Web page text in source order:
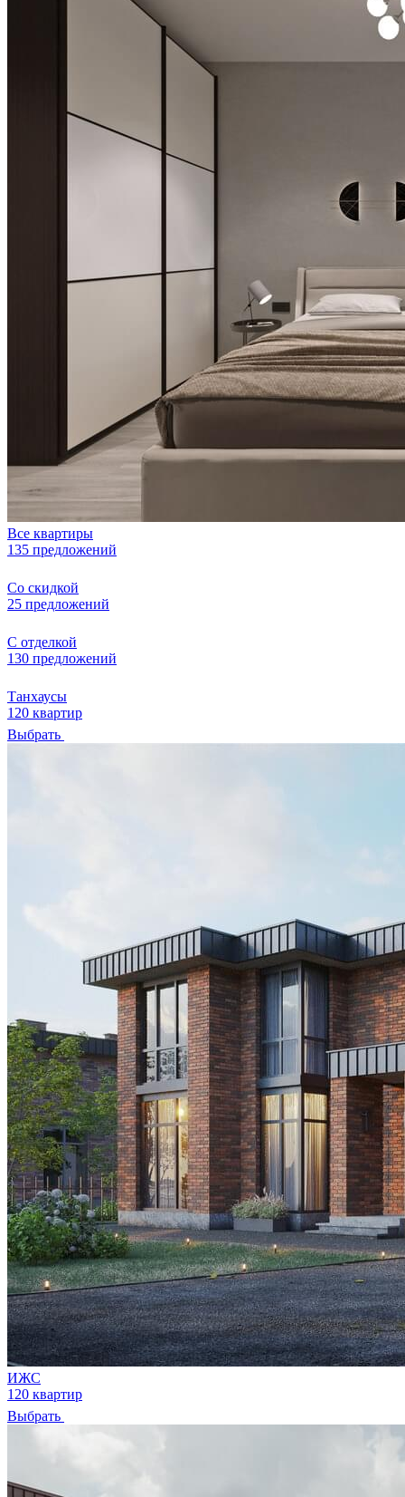
Все квартиры
135 предложений
Со скидкой
25 предложений
С отделкой
130 предложений
Танхаусы
120 квартир
Выбрать
ИЖС
120 квартир
Выбрать